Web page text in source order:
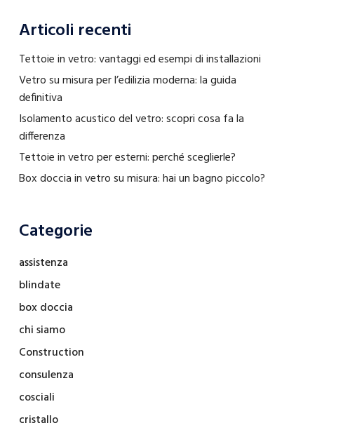
Articoli recenti
Tettoie in vetro: vantaggi ed esempi di installazioni
Vetro su misura per l’edilizia moderna: la guida
definitiva
Isolamento acustico del vetro: scopri cosa fa la
differenza
Tettoie in vetro per esterni: perché sceglierle?
Box doccia in vetro su misura: hai un bagno piccolo?
Categorie
assistenza
blindate
box doccia
chi siamo
Construction
consulenza
cosciali
cristallo